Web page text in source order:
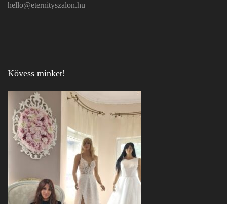
hello@eternityszalon.hu
Kövess minket!